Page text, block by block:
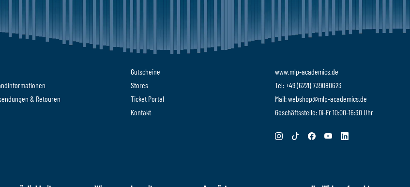
& Retouren
Gutscheine
Stores
Ticket Portal
Kontakt
www.mlp-academics.de
Tel: +49 (6221) 739080623
Mail: webshop@mlp-academics.de
Geschäftsstelle: Di-Fr 10:00-16:30 Uhr